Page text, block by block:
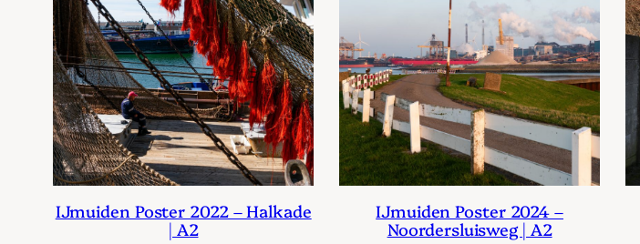
IJmuiden Poster 2022 – Halkade
| A2
IJmuiden Poster 2024 –
Noordersluisweg | A2